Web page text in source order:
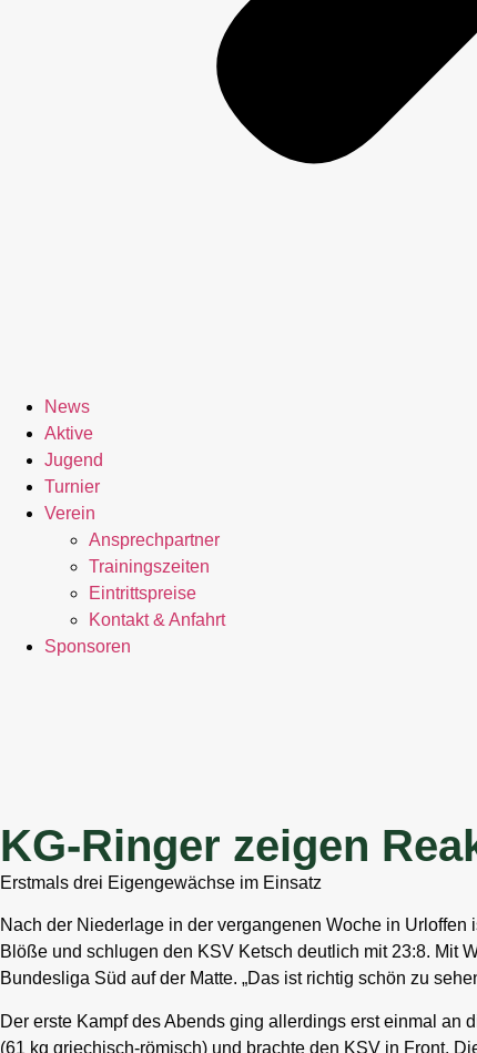
News
Aktive
Jugend
Turnier
Verein
Ansprechpartner
Trainingszeiten
Eintrittspreise
Kontakt & Anfahrt
Sponsoren
KG-Ringer zeigen
Erstmals drei Eigengewächse im Einsatz
Nach der Niederlage in der vergangenen Woche in
Blöße und schlugen den KSV Ketsch deutlich mit 23:8. Mit
Bundesliga Süd auf der Matte. „Das ist richtig schön zu
Der erste Kampf des Abends ging allerdings erst einmal an
(61 kg griechisch-römisch) und brachte den KSV in Front.